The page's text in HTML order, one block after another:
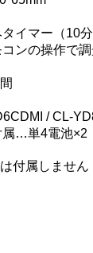
イマー（10分
ンの操作で
/ CL-
…単4電池×2
付属しません